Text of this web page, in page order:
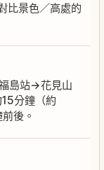
比景色／高處的
島站→花見山
分鐘（約
後。